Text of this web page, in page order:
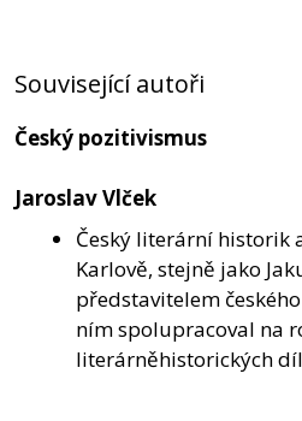
Související autoři
Český pozitivismus
Jaroslav Vlček
Český literární historik
Karlově, stejně jako
představitelem
ním spolupracoval na
literárněhistorických